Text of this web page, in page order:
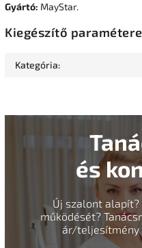
Gyártó: MayStar.
Kiegészítő
Kategória:
és
Új szalont
működését?
ár/teljesítmény